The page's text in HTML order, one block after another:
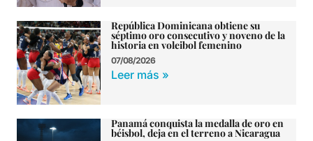
República Dominicana obtiene su
séptimo oro consecutivo y noveno de la
historia en voleibol femenino
07/08/2026
Leer más »
Panamá conquista la medalla de oro en
béisbol, deja en el terreno a Nicaragua